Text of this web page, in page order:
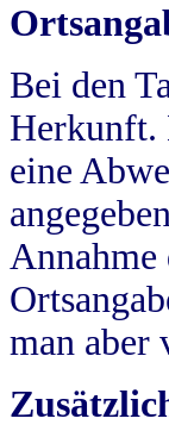
Bei den
Herkunft.
eine
man aber